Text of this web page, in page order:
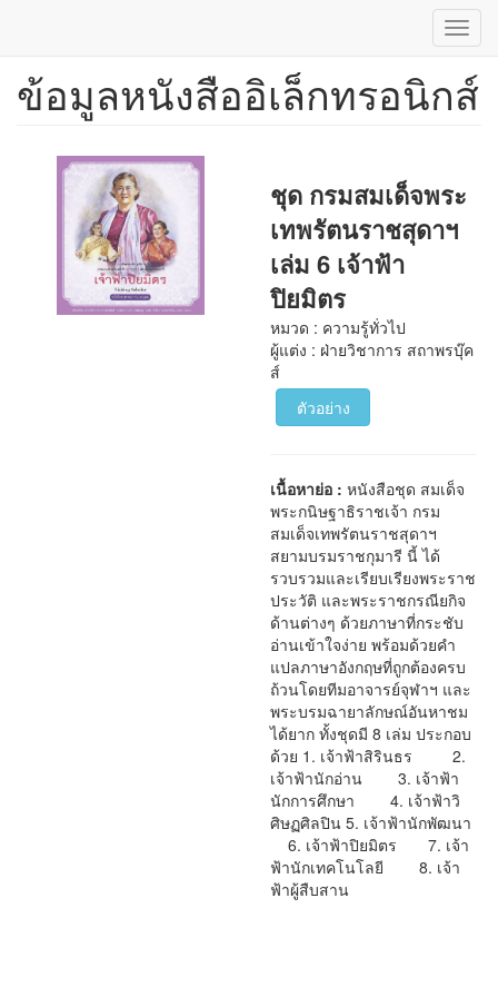
ข้าม
ข้อมูลหนังสืออิเล็กทรอนิกส์
ชุด กรมสมเด็จพระ
เทพรัตนราชสุดาฯ
เล่ม 6 เจ้าฟ้า
ปิยมิตร
หมวด : ความรู้ทั่วไป
ผู้แต่ง : ฝ่ายวิชาการ สถาพรบุ๊ค
ส์
ตัวอย่าง
เนื้อหาย่อ :หนังสือชุด สมเด็จ
พระกนิษฐาธิราชเจ้า กรม
สมเด็จเทพรัตนราชสุดาฯ
สยามบรมราชกุมารี นี้ ได้
รวบรวมและเรียบเรียงพระราช
ประวัติ และพระราชกรณียกิจ
ด้านต่างๆ ด้วยภาษาที่กระชับ
อ่านเข้าใจง่าย พร้อมด้วยคำ
แปลภาษาอังกฤษที่ถูกต้องครบ
ถ้วนโดยทีมอาจารย์จุฬาฯ และ
พระบรมฉายาลักษณ์อันหาชม
ได้ยาก ทั้งชุดมี 8 เล่ม ประกอบ
ด้วย 1. เจ้าฟ้าสิรินธร 2.
เจ้าฟ้านักอ่าน 3. เจ้าฟ้า
นักการศึกษา 4. เจ้าฟ้าวิ
ศิษฏศิลปิน 5. เจ้าฟ้านักพัฒนา
6. เจ้าฟ้าปิยมิตร 7. เจ้า
ฟ้านักเทคโนโลยี 8. เจ้า
ฟ้าผู้สืบสาน